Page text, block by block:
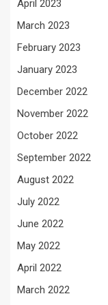
April 2023
March 2023
February 2023
January 2023
December 2022
November 2022
October 2022
September 2022
August 2022
July 2022
June 2022
May 2022
April 2022
March 2022